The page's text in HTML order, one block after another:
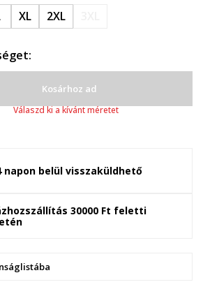
XL 2XL
Kosárhoz ad
Válaszd ki a kívánt méretet
napon belül visszaküldhető
30000 Ft feletti